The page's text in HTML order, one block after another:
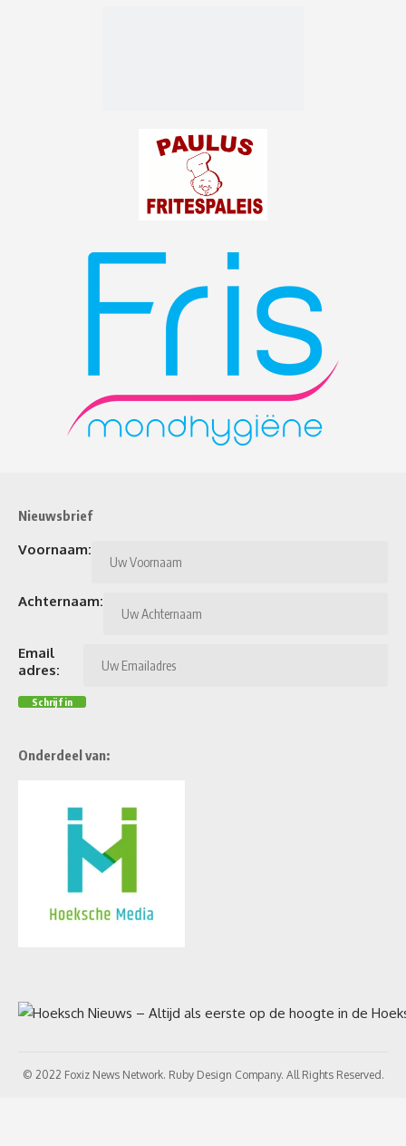
Nieuwsbrief
Voornaam:
Achternaam:
Email
adres:
Onderdeel van:
© 2022 Foxiz News Network. Ruby Design Company. All Rights Reserved.